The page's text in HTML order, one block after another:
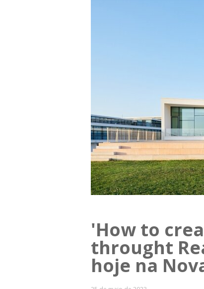
'How to
throught
hoje na